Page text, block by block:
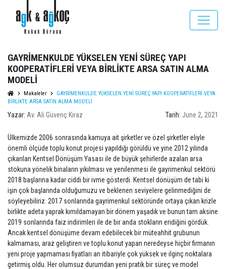
GAYRİMENKULDE YÜKSELEN YENİ SÜREÇ YAPI
KOOPERATİFLERİ VEYA BİRLİKTE ARSA SATIN ALMA
MODELİ
Makaleler
GAYRİMENKULDE YÜKSELEN YENİ SÜREÇ YAPI KOOPERATİFLERİ VEYA
BİRLİKTE ARSA SATIN ALMA MODELİ
Yazar: Av. Ali Güvenç Kiraz Tarih: June 2, 2021
Ülkemizde 2006 sonrasında kamuya ait şirketler ve özel şirketler eliyle
önemli ölçüde toplu konut projesi yapıldığı görüldü ve yine 2012 yılında
çıkarılan Kentsel Dönüşüm Yasası ile de büyük şehirlerde azalan arsa
stokuna yönelik binaların yıkılması ve yenilenmesi ile gayrimenkul sektörü
2018 başlarına kadar ciddi bir ivme gösterdi. Kentsel dönüşüm de tabi ki
işin çok başlarında olduğumuzu ve beklenen seviyelere gelinmediğini de
söyleyebiliriz. 2017 sonlarında gayrimenkul sektöründe ortaya çıkan krizle
birlikte adeta yaprak kımıldamayan bir dönem yaşadık ve bunun tam aksine
2019 sonlarında faiz indirimleri ile de bir anda stokların eridiğini gördük.
Ancak kentsel dönüşüme devam edebilecek bir müteahhit grubunun
kalmaması, araz geliştiren ve toplu konut yapan neredeyse hiçbir firmanın
yeni proje yapmaması fiyatları an itibariyle çok yüksek ve ilginç noktalara
getirmiş oldu. Her olumsuz durumdan yeni pratik bir süreç ve model